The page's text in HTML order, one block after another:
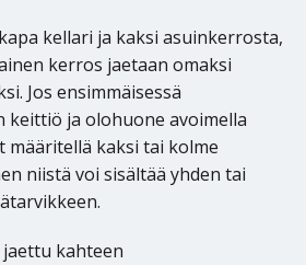
kellari ja kaksi asuinkerrosta,
kerros jaetaan omaksi
Jos ensimmäisessä
keittiö ja olohuone avoimella
määritellä kaksi tai kolme
niistä voi sisältää yhden tai
kahteen